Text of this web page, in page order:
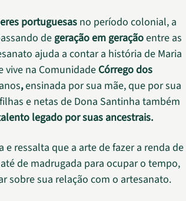
portuguesasno período colonial, a
de geração em geraçãoentre as
ajuda a contar a história de Maria
vive na ComunidadeCórrego dos
,ensinada por sua mãe, que por sua
e netas de Dona Santinha também
legado por suas ancestrais.
ressalta que a arte de fazer a renda de
de madrugada para ocupar o tempo,
sobre sua relação com o artesanato.